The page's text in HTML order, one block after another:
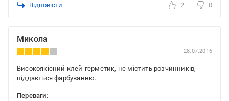
Відповісти 2 0
Микола
28.07.2016
Високоякісний клей-герметик, не містить розчинників,
піддається фарбуванню.
Переваги: